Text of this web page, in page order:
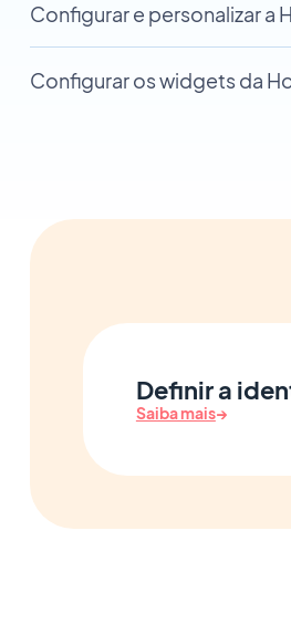
Configurar e personalizar a
Configurar os widgets da
Definir a
Saiba mais→